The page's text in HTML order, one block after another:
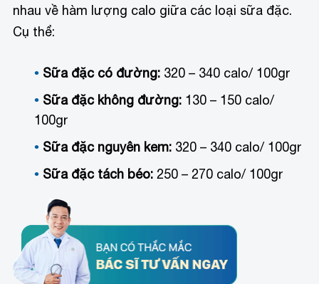
nhau về hàm lượng calo giữa các loại sữa đặc.
Cụ thể:
Sữa đặc có đường: 320 – 340 calo/ 100gr
Sữa đặc không đường: 130 – 150 calo/
100gr
Sữa đặc nguyên kem: 320 – 340 calo/ 100gr
Sữa đặc tách béo: 250 – 270 calo/ 100gr